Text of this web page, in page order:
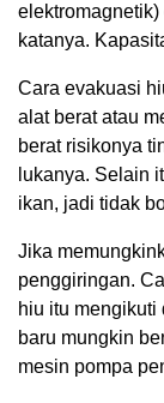
elektromagnetik)
katanya.
Cara evakuasi
alat berat atau
berat risikonya
lukanya. Selain
ikan, jadi tidak
Jika
penggiringan.
hiu itu
baru mungkin
mesin pompa